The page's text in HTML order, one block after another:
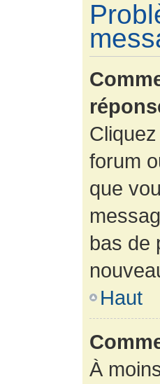
forum
que
bas de
Haut
À